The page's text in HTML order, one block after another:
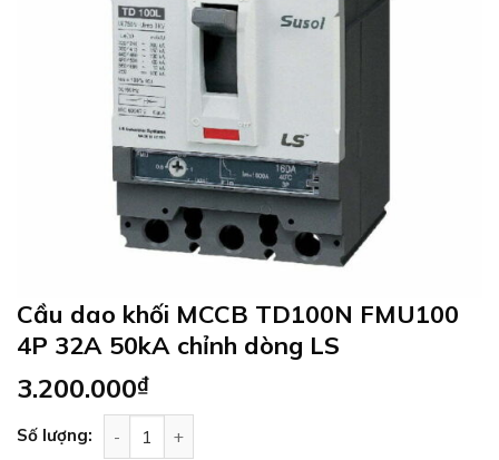
Cầu dao khối MCCB TD100N FMU100
4P 32A 50kA chỉnh dòng LS
3.200.000₫
Số lượng: